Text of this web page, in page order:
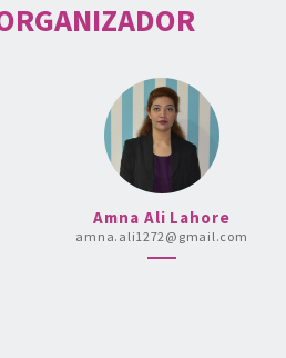
Amna Ali Lahore
amna.ali1272@gmail.com